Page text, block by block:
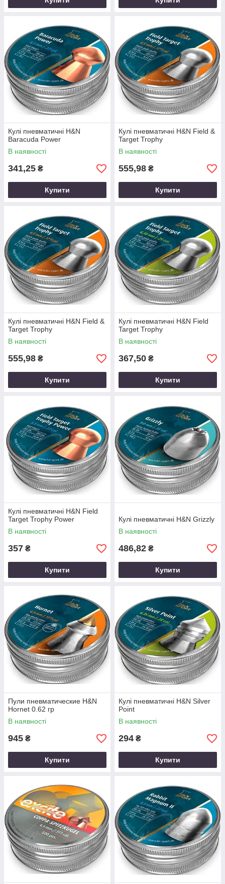
Кулі пневматичні H&N
Baracuda Power
В наявності
341,25 ₴
Купити
Кулі пневматичні H&N Field &
Target Trophy
В наявності
555,98 ₴
Купити
Кулі пневматичні H&N Field &
Target Trophy
В наявності
555,98 ₴
Купити
Кулі пневматичні H&N Field
Target Trophy
В наявності
367,50 ₴
Купити
Кулі пневматичні H&N Field
Target Trophy Power
В наявності
357 ₴
Купити
Кулі пневматичні H&N Grizzly
В наявності
486,82 ₴
Купити
Пули пневматические H&N
Hornet 0.62 гр
В наявності
945 ₴
Купити
Кулі пневматичні H&N Silver
Point
В наявності
294 ₴
Купити